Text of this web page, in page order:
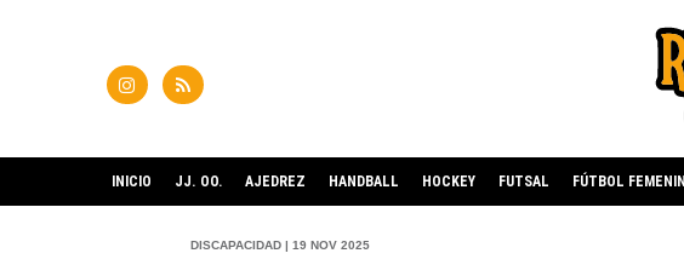
INICIO JJ. OO. AJEDREZ HANDBALL HOCKEY FUTSAL FÚTBOL
DISCAPACIDAD | 19 NOV 2025